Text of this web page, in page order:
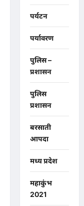
पर्यटन
पर्यावरण
पुलिस –
प्रशासन
पुलिस
प्रशासन
बरसाती
आपदा
मध्य प्रदेश
महाकुंभ
2021